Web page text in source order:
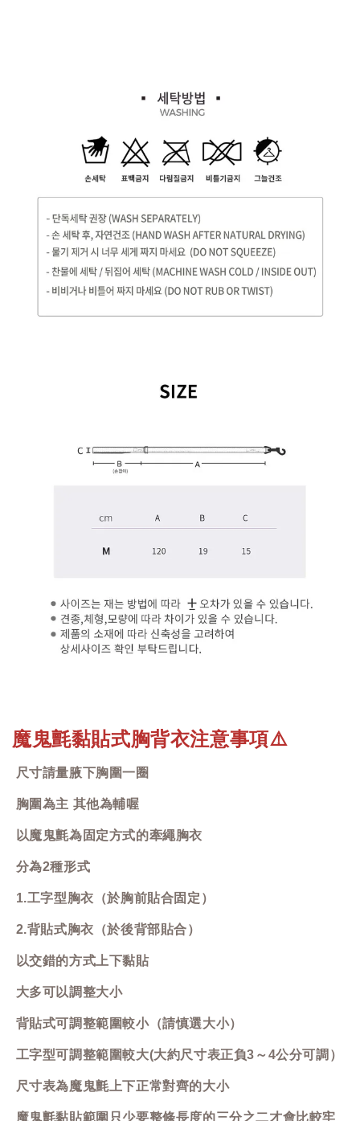
魔鬼氈黏貼式胸背衣注意事項⚠️
尺寸請量腋下胸圍一圈
胸圍為主 其他為輔喔
以魔鬼氈為固定方式的牽繩胸衣
分為2種形式
1.工字型胸衣（於胸前貼合固定）
2.背貼式胸衣（於後背部貼合）
以交錯的方式上下黏貼
大多可以調整大小
背貼式可調整範圍較小（請慎選大小）
工字型可調整範圍較大(大約尺寸表正負3～4公分可調）
尺寸表為魔鬼氈上下正常對齊的大小
魔鬼氈黏貼範圍只少要整條長度的三分之二才會比較牢